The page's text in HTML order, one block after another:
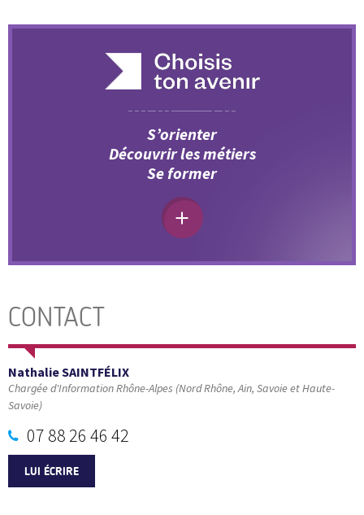
S’orienter
Découvrir les métiers
Se former
CONTACT
Nathalie SAINTFÉLIX
Chargée d'Information Rhône-Alpes (Nord Rhône, Ain, Savoie et Haute-
Savoie)
07 88 26 46 42
LUI ÉCRIRE